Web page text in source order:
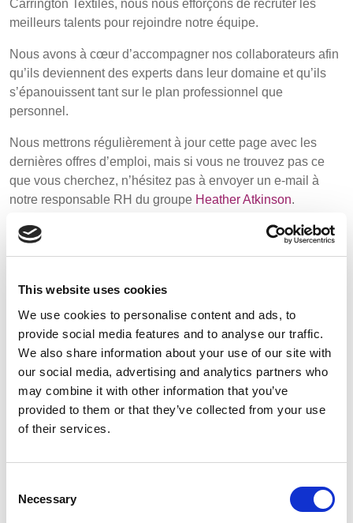
This website uses cookies
We use cookies to personalise content and ads, to
provide social media features and to analyse our traffic.
We also share information about your use of our site with
our social media, advertising and analytics partners who
may combine it with other information that you’ve
provided to them or that they’ve collected from your use
of their services.
Selection
Necessary
Media
Événements
Contact
Recherche Avancée
Connexion
S'inscrire
(1)
SLOVAKIA
LATVIA
FINLANDE
FRANCE, ITALY,
MOROCCO,
GERMANY,
AUSTRIA &
HOLLAND
GREECE,
ROMANIA
&
SLOVENIA
NORWAY &
SWEDEN
UK, NORTHERN
IRELAND & REPUBLIC
Carrington Textiles, nous nous efforçons de recruter les
meilleurs talents pour rejoindre notre équipe.
Nous avons à cœur d’accompagner nos collaborateurs afin
qu’ils deviennent des experts dans leur domaine et qu’ils
s’épanouissent tant sur le plan professionnel que
personnel.
Nous mettrons régulièrement à jour cette page avec les
dernières offres d’emploi, mais si vous ne trouvez pas ce
que vous cherchez, n’hésitez pas à envoyer un e-mail à
notre responsable RH du groupe Heather Atkinson.
Pour en savoir plus sur notre entreprise, consultez notre
vidéos, articles de blog et bien plus encore.
Et pour en savoir plus sur notre équipe de direction,
consultez notre page « Nos équipes ».
Postes à pourvoir actuellement
RESPONSABLE COMMERCIAL POUR LA RÉGION DACH -